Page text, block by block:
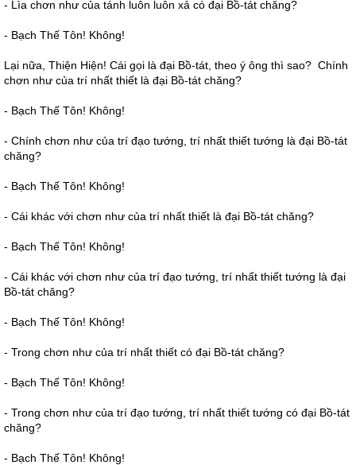
- Lìa chơn như của tánh luôn luôn xả có đại Bồ-tát chăng?
- Bạch Thế Tôn! Không!
Lại nữa, Thiện Hiện! Cái gọi là đại Bồ-tát, theo ý ông thì sao? Chính
chơn như của trí nhất thiết là đại Bồ-tát chăng?
- Bạch Thế Tôn! Không!
- Chính chơn như của trí đạo tướng, trí nhất thiết tướng là đại Bồ-tát
chăng?
- Bạch Thế Tôn! Không!
- Cái khác với chơn như của trí nhất thiết là đại Bồ-tát chăng?
- Bạch Thế Tôn! Không!
- Cái khác với chơn như của trí đạo tướng, trí nhất thiết tướng là đại
Bồ-tát chăng?
- Bạch Thế Tôn! Không!
- Trong chơn như của trí nhất thiết có đại Bồ-tát chăng?
- Bạch Thế Tôn! Không!
- Trong chơn như của trí đạo tướng, trí nhất thiết tướng có đại Bồ-tát
chăng?
- Bạch Thế Tôn! Không!